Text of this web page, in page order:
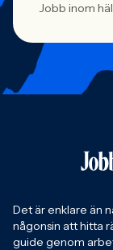
Jobb inom
Det är enklare än
någonsin att hitta
guide genom